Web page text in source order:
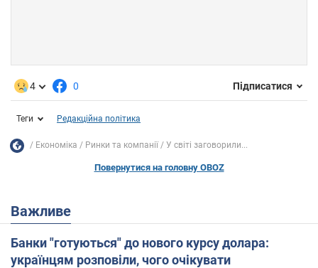
4 0 Підписатися
Теги Редакційна політика
Економіка Ринки та компанії У світі заговорили...
Повернутися на головну OBOZ
Важливе
Банки "готуються" до нового курсу долара:
українцям розповіли, чого очікувати